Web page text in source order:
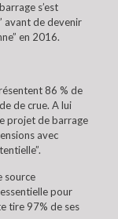
s’est
avant de devenir
en 2016.
86 % de
de crue. A lui
projet de barrage
avec
source
pour
tire 97% de ses